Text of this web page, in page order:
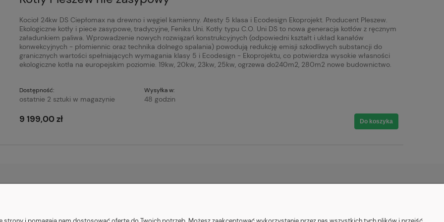
Kocioł 24kw DS Ciepłomax na drewno i węgiel kamienny. Atesty 5 klasa i Ecodesign Ekoprojekt. Producent Pleszew.
Ekologiczne kotły i piece zasypowe, tradycyjne, Feniks Uni. Kotły typu C.O. Uni DS to nowa generacja kotłów z ręcznym
załadunkiem paliwa. Wprowadzenie nowych rozwiązań konstrukcyjnych (odpowiedni kształt i układ kanałów
konwekcyjnych - płomiennic oraz technika dolnego spalania) powodują redukcję emisji szkodliwych substancji do
granicznych wartości spełniających wymagania klasy 5 i Ecodesign - Ekoprojektu, co potwierdza wysokie własności
ekologiczne kotła na europejskim poziomie. 19kw, 20kw, 23kw, 25kw, ogrzewa do240m2, 280m2 nowe budownictwo.
Dostępność:
ostatnie 2 sztuki w magazynie
Wysyłka w:
48 godzin
9 199,00 zł Do koszyka